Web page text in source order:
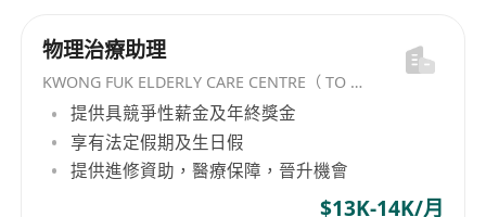
物理治療助理
KWONG FUK ELDERLY CARE CENTRE（ TO KWA WAN) LIMITED
提供具競爭性薪金及年終獎金
享有法定假期及生日假
提供進修資助，醫療保障，晉升機會
$13K-14K/月